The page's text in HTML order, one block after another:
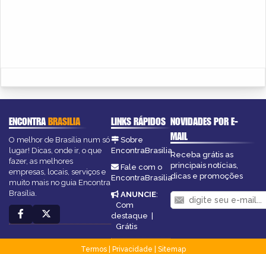
ENCONTRABRASILIA
O melhor de Brasília num só
lugar! Dicas, onde ir, o que
fazer, as melhores
empresas, locais, serviços e
muito mais no guia Encontra
Brasília.
LINKS RÁPIDOS
Sobre
EncontraBrasilia
Fale com o
EncontraBrasilia
ANUNCIE:
Com
destaque |
Grátis
NOVIDADES POR E-
MAIL
Receba grátis as
principais notícias,
dicas e promoções
Termos| Privacidade
Sitemap